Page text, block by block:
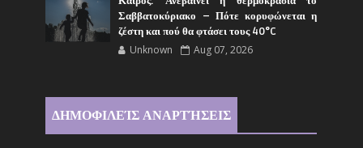
Σαββατοκύριακο – Πότε κορυφώνεται η
ζέστη και πού θα φτάσει τους 40°C
Unknown Aug 07, 2026
ΔΗΜΟΦΙΛΕΊΣ ΑΝΑΡΤΉΣΕΙΣ